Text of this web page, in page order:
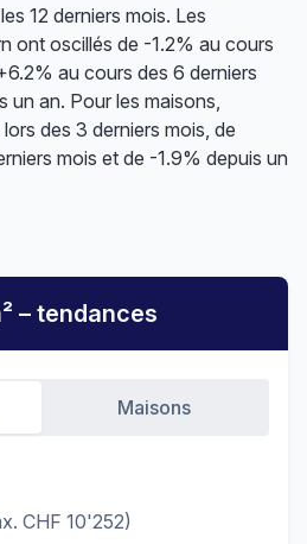
12 derniers mois. Les
ont oscillés de -1.2% au cours
au cours des 6 derniers
un an. Pour les maisons,
des 3 derniers mois, de
mois et de -1.9% depuis un
– tendances
CHF 10'252)
Maisons